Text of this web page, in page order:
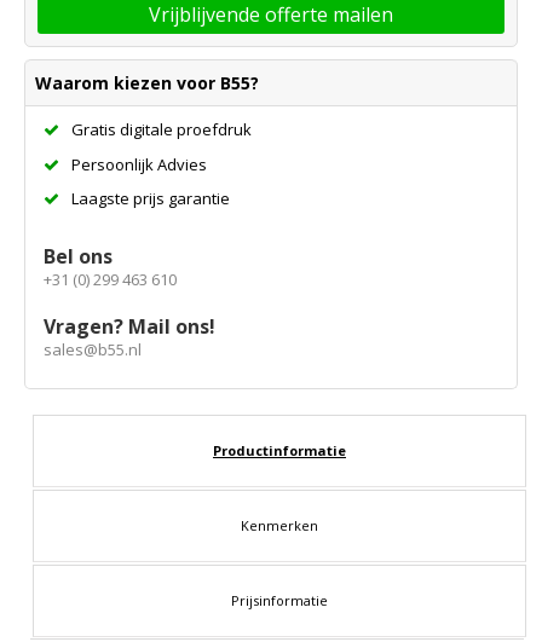
Vrijblijvende offerte mailen
Waarom kiezen voor B55?
Gratis digitale proefdruk
Persoonlijk Advies
Laagste prijs garantie
Bel ons
+31 (0) 299 463 610
Vragen? Mail ons!
sales@b55.nl
Productinformatie
Kenmerken
Prijsinformatie